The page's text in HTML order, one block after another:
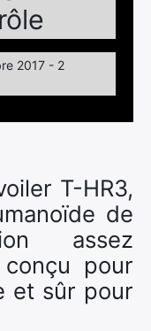
2017 - 2
T-HR3,
de
assez
pour
et sûr pour